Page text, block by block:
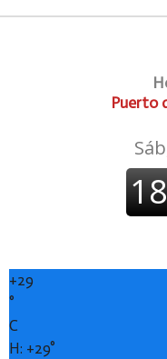
Puerto
+29
°
C
H: +29°